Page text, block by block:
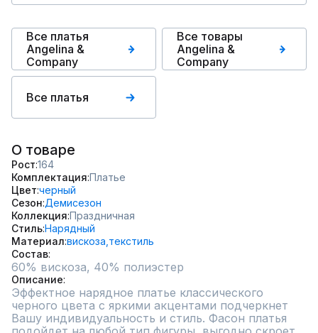
Все платья
Angelina &
Сompany
Все товары
Angelina &
Сompany
Все платья
О товаре
Рост 164
Комплектация Платье
Цвет черный
Сезон Демисезон
Коллекция Праздничная
СтильНарядный
Материал вискоза, текстиль
Состав
60% вискоза, 40% полиэстер
Описание
Эффектное нарядное платье классического
черного цвета с яркими акцентами подчеркнет
Вашу индивидуальность и стиль. Фасон платья